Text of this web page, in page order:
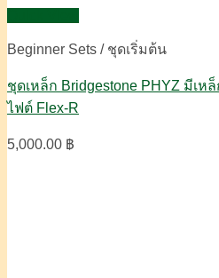
Beginner Sets / ชุดเริ่มต้น
ชุดเหล็ก Bridgestone PHYZ มีเห
ไฟต์ Flex-R
5,000.00 ฿